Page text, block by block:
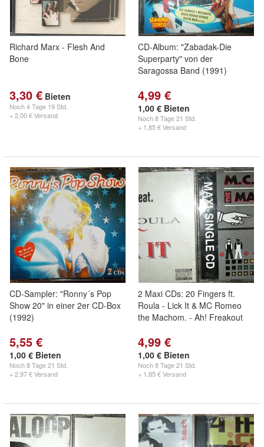
Richard Marx - Flesh And
Bone
3,30 € Bieten
Noch4 Tage 19 Std.
+ 2,00 € Versand
CD-Album: "Zabadak-Die
Superparty" von der
Saragossa Band (1991)
4,99 €
1,00 € Bieten
Noch8 Tage 21 Std.
+ 1,85 € Versand
CD-Sampler: "Ronny´s Pop
Show 20" in einer 2er CD-Box
(1992)
5,55 €
1,00 € Bieten
Noch8 Tage 21 Std.
+ 2,97 € Versand
2 Maxi CDs: 20 Fingers ft.
Roula - Lick It & MC Romeo
the Machom. - Ah! Freakout
4,99 €
1,00 € Bieten
Noch8 Tage 21 Std.
+ 1,85 € Versand